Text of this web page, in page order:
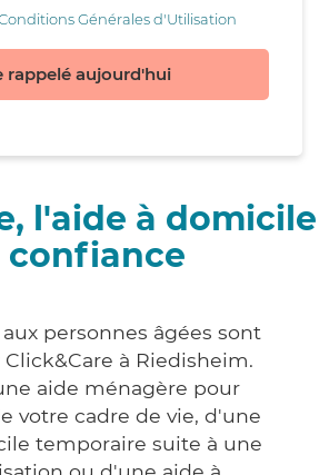
Générales d'Utilisation
rappelé aujourd'hui
l'aide à domicile
confiance
aux personnes âgées sont
Click&Care à Riedisheim.
aide ménagère pour
votre cadre de vie, d'une
temporaire suite à une